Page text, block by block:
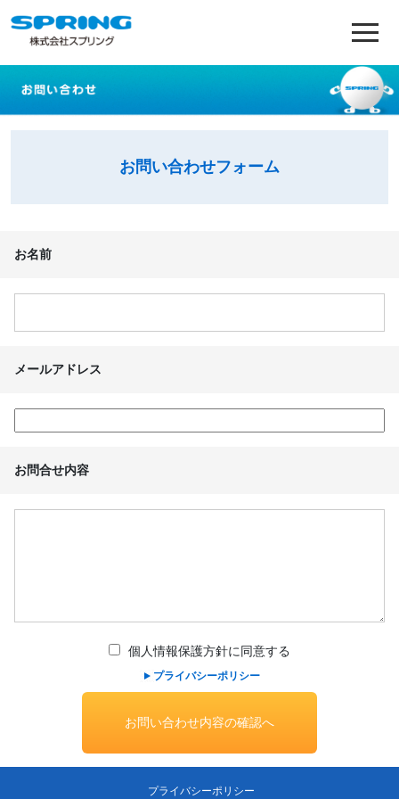
お問い合わせフォーム
お名前
メールアドレス
お問合せ内容
個人情報保護方針に同意する
プライバシーポリシー
プライバシーポリシー